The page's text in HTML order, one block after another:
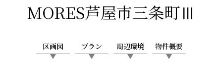
MORES芦屋市三条町Ⅲ
区画図 プラン 周辺環境 物件概要